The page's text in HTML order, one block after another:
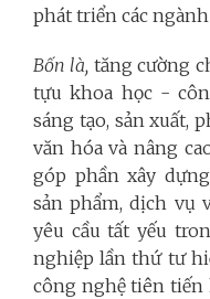
phát triển các
Bốn là, tăng cường
tựu khoa học -
sáng tạo, sản xuất,
văn hóa và nâng
góp phần xây
sản phẩm, dịch vụ
yêu cầu tất yếu
nghiệp lần thứ tư
công nghệ tiên tiến